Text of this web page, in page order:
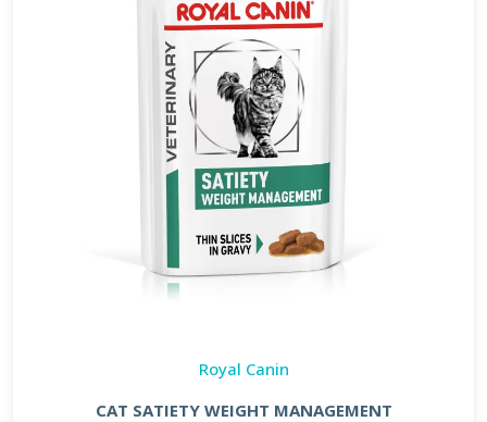
Royal Canin
CAT SATIETY WEIGHT MANAGEMENT